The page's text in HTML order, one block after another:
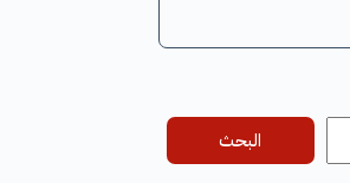
البحث